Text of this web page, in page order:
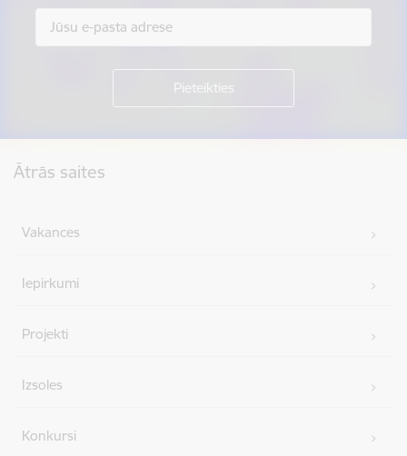
Ātrās saites
Vakances
Iepirkumi
Projekti
Izsoles
Konkursi